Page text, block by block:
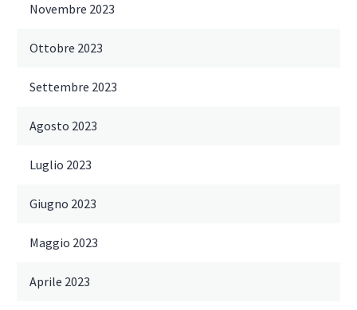
Novembre 2023
Ottobre 2023
Settembre 2023
Agosto 2023
Luglio 2023
Giugno 2023
Maggio 2023
Aprile 2023